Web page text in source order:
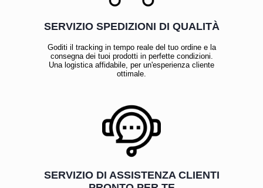
SERVIZIO SPEDIZIONI DI QUALITÀ
Goditi il tracking in tempo reale del tuo ordine e la
consegna dei tuoi prodotti in perfette condizioni.
Una logistica affidabile, per un'esperienza cliente
ottimale.
SERVIZIO DI ASSISTENZA CLIENTI